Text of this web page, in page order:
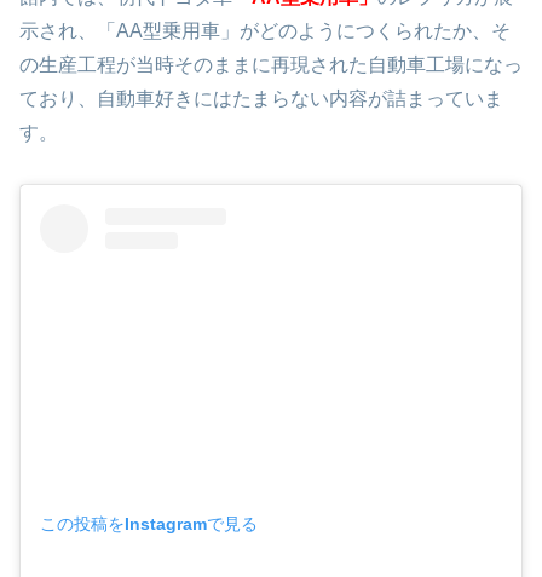
示され、「AA型乗用車」がどのようにつくられたか、そ
の生産工程が当時そのままに再現された自動車工場になっ
ており、自動車好きにはたまらない内容が詰まっていま
す。
この投稿をInstagramで見る